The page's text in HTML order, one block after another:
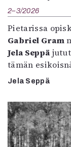
2–3/2026
Pietarissa
Gabriel Gram
Jela Seppä
tämän
Jela Seppä